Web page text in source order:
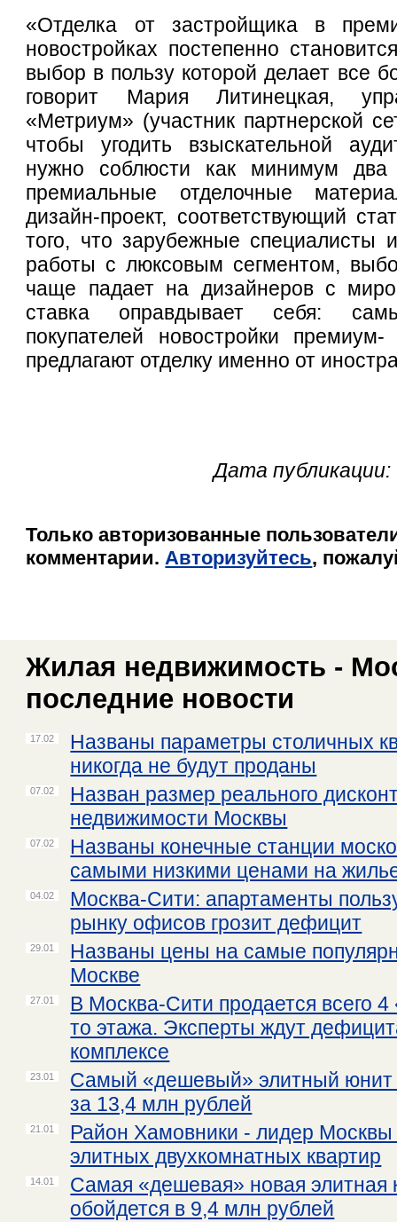
«Отделка от застройщика в
новостройках постепенно
выбор в пользу которой делает все
говорит Мария Литинецкая,
«Метриум» (участник партнерской
чтобы угодить взыскательной
нужно соблюсти как минимум два
премиальные отделочные
дизайн-проект, соответствующий
того, что зарубежные специалисты
работы с люксовым сегментом,
чаще падает на дизайнеров с
ставка оправдывает себя:
покупателей новостройки
предлагают отделку именно от
Дата
Только авторизованные
комментарии.Авторизуйтесь,
Жилая недвижимость -
последние новости
17.02
Названы параметры столичных
никогда не будут проданы
07.02
Назван размер реального
недвижимости Москвы
07.02
Названы конечные станции
самыми низкими ценами на
04.02
Москва-Сити: апартаменты
рынку офисов грозит дефицит
29.01
Названы цены на самые
Москве
27.01
В Москва-Сити продается всего
то этажа. Эксперты ждут
комплексе
23.01
Самый «дешевый» элитный
за 13,4 млн рублей
21.01
Район Хамовники - лидер Москвы
элитных двухкомнатных квартир
14.01
Самая «дешевая» новая элитная
обойдется в 9,4 млн рублей